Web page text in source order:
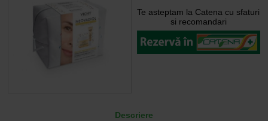
Te asteptam la Catena cu sfaturi
si recomandari
Descriere